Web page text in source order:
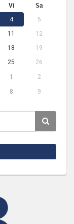
Vi Sa
4
5
11
12
18
19
25 26
1 2
8 9